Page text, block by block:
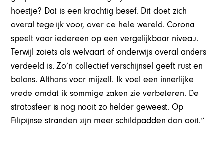
hoestje? Dat is een krachtig besef. Dit doet zich
overal tegelijk voor, over de hele wereld. Corona
speelt voor iedereen op een vergelijkbaar niveau.
Terwijl zoiets als welvaart of onderwijs overal anders
verdeeld is. Zo’n collectief verschijnsel geeft rust en
balans. Althans voor mijzelf. Ik voel een innerlijke
vrede omdat ik sommige zaken zie verbeteren. De
stratosfeer is nog nooit zo helder geweest. Op
Filipijnse stranden zijn meer schildpadden dan ooit.”